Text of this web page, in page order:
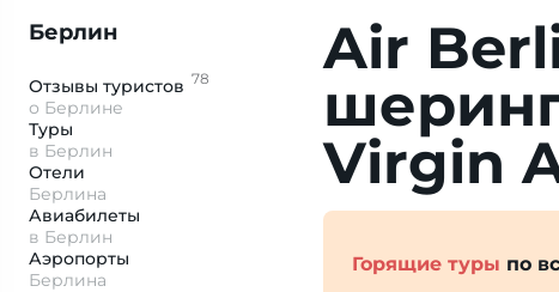
Берлин
Отзывы туристов 78
о Берлине
Туры
в Берлин
Отели
Берлина
Авиабилеты
в Берлин
Аэропорты
Берлина
Air
Virgin
Горящие туры по